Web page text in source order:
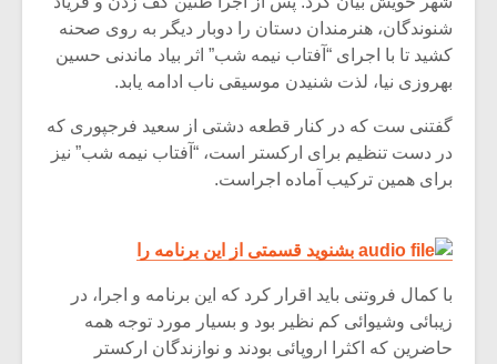
شنوندگان، هنرمندان دستان را دوبار دیگر به روی صحنه
کشید تا با اجرای “آفتاب نیمه شب” اثر بیاد ماندنی حسین
بهروزی نیا، لذت شنیدن موسیقی ناب ادامه یابد.
گفتنی ست که در کنار قطعه دشتی از سعید فرجپوری که
در دست تنظیم برای ارکستر است، “آفتاب نیمه شب” نیز
برای همین ترکیب آماده اجراست.
بشنوید قسمتی از این برنامه را
با کمال فروتنی باید اقرار کرد که این برنامه و اجرا، در
زیبائی وشیوائی کم نظیر بود و بسیار مورد توجه همه
حاضرین که اکثرا اروپائی بودند و نوازندگان ارکستر